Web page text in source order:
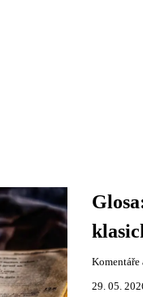
Komentáře
29. 05.